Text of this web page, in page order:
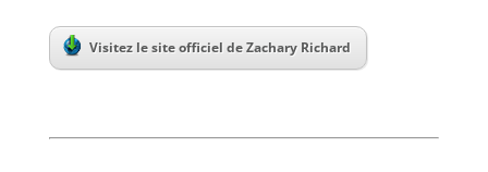
Visitez le site officiel de Zachary Richard